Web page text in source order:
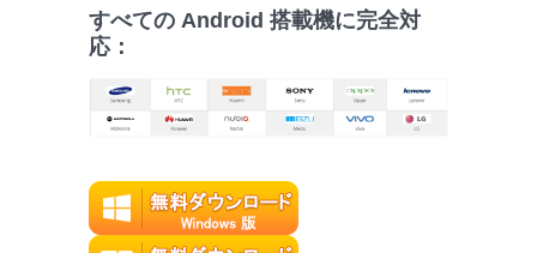
すべての Android 搭載機に完全対
応：